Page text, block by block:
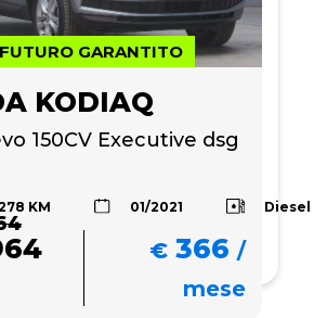
GARANTITO
KODIAQ
150CV Executive dsg
KM 01/2021 Diesel
€ 366 /
mese